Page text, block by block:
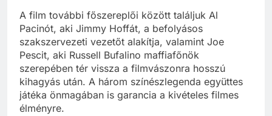
A film további főszereplői között találjuk Al
Pacinót, aki Jimmy Hoffát, a befolyásos
szakszervezeti vezetőt alakítja, valamint Joe
Pescit, aki Russell Bufalino maffiafőnök
szerepében tér vissza a filmvászonra hosszú
kihagyás után. A három színészlegenda együttes
játéka önmagában is garancia a kivételes filmes
élményre.